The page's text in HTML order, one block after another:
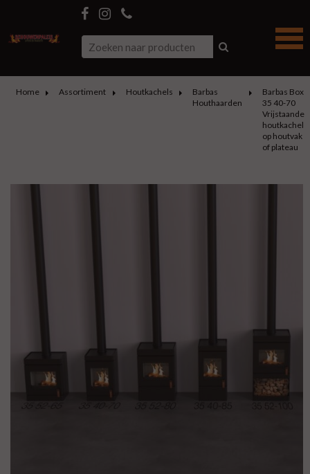
Home Assortiment Houtkachels
Barbas
Houthaarden
Barbas Box
35 40-70
Vrijstaande
houtkachel
op houtvak
of plateau